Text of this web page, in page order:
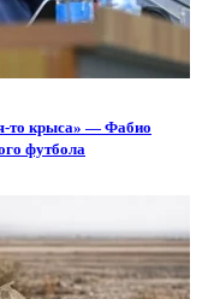
то крыса» — Фабио
футбола